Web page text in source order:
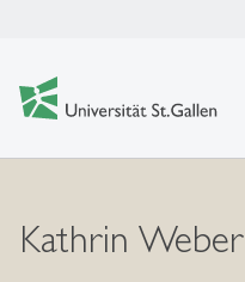
Kathrin Weber